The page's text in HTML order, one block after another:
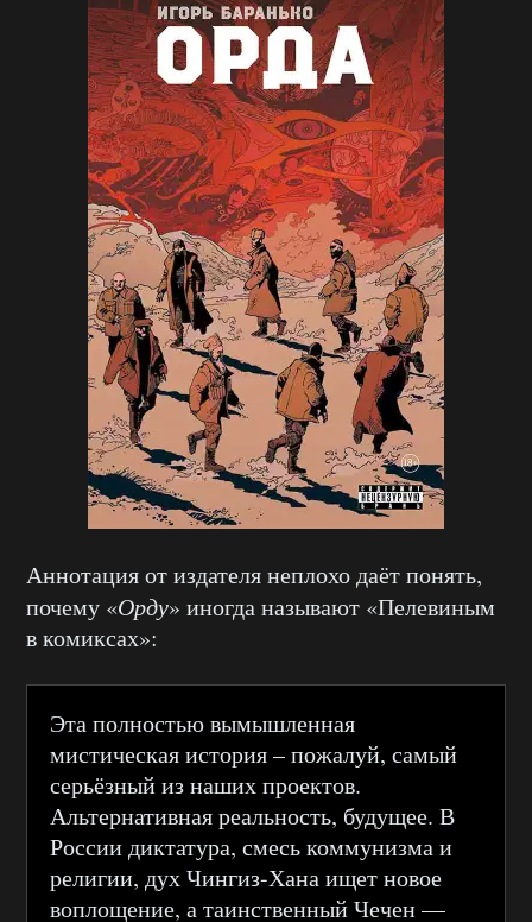
Аннотация от издателя неплохо даёт понять,
почему «Орду» иногда называют «Пелевиным
в комиксах»:
Эта полностью вымышленная
мистическая история – пожалуй, самый
серьёзный из наших проектов.
Альтернативная реальность, будущее. В
России диктатура, смесь коммунизма и
религии, дух Чингиз-Хана ищет новое
воплощение, а таинственный Чечен —